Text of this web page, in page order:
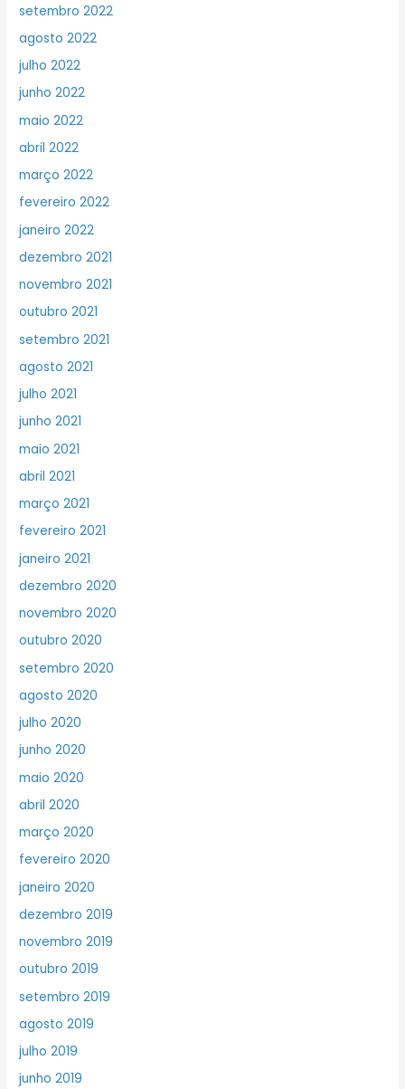
setembro 2022
agosto 2022
julho 2022
junho 2022
maio 2022
abril 2022
março 2022
fevereiro 2022
janeiro 2022
dezembro 2021
novembro 2021
outubro 2021
setembro 2021
agosto 2021
julho 2021
junho 2021
maio 2021
abril 2021
março 2021
fevereiro 2021
janeiro 2021
dezembro 2020
novembro 2020
outubro 2020
setembro 2020
agosto 2020
julho 2020
junho 2020
maio 2020
abril 2020
março 2020
fevereiro 2020
janeiro 2020
dezembro 2019
novembro 2019
outubro 2019
setembro 2019
agosto 2019
julho 2019
junho 2019